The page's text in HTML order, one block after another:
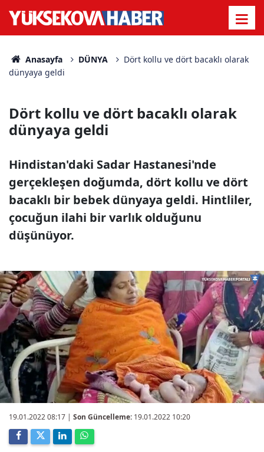
Anasayfa DÜNYA
Dört kollu ve dört bacaklı olarak
dünyaya geldi
Dört kollu ve dört bacaklı olarak
dünyaya geldi
Hindistan'daki Sadar Hastanesi'nde
gerçekleşen doğumda, dört kollu ve dört
bacaklı bir bebek dünyaya geldi. Hintliler,
çocuğun ilahi bir varlık olduğunu
düşünüyor.
19.01.2022 08:17 | Son Güncelleme: 19.01.2022 10:20